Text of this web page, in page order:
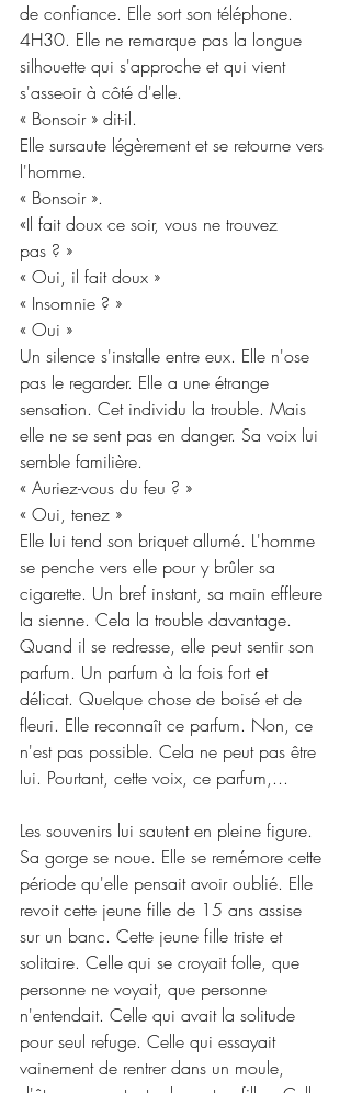
de confiance. Elle sort son téléphone.
4H30. Elle ne remarque pas la longue
silhouette qui s'approche et qui vient
s'asseoir à côté d'elle.
« Bonsoir » dit-il.
Elle sursaute légèrement et se retourne vers
l'homme.
« Bonsoir ».
«Il fait doux ce soir, vous ne trouvez
pas ? »
« Oui, il fait doux »
« Insomnie ? »
« Oui »
Un silence s'installe entre eux. Elle n'ose
pas le regarder. Elle a une étrange
sensation. Cet individu la trouble. Mais
elle ne se sent pas en danger. Sa voix lui
semble familière.
« Auriez-vous du feu ? »
« Oui, tenez »
Elle lui tend son briquet allumé. L'homme
se penche vers elle pour y brûler sa
cigarette. Un bref instant, sa main effleure
la sienne. Cela la trouble davantage.
Quand il se redresse, elle peut sentir son
parfum. Un parfum à la fois fort et
délicat. Quelque chose de boisé et de
fleuri. Elle reconnaît ce parfum. Non, ce
n'est pas possible. Cela ne peut pas être
lui. Pourtant, cette voix, ce parfum,...
Les souvenirs lui sautent en pleine figure.
Sa gorge se noue. Elle se remémore cette
période qu'elle pensait avoir oublié. Elle
revoit cette jeune fille de 15 ans assise
sur un banc. Cette jeune fille triste et
solitaire. Celle qui se croyait folle, que
personne ne voyait, que personne
n'entendait. Celle qui avait la solitude
pour seul refuge. Celle qui essayait
vainement de rentrer dans un moule,